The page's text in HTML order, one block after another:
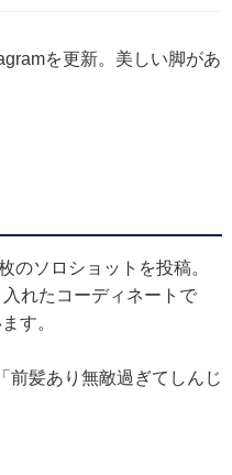
を更新。美しい脚があ
ソロショットを投稿。
れたコーディネートで
す。
前髪あり無敵過ぎてしんじ